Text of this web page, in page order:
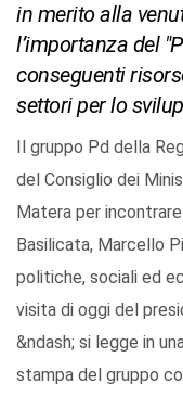
in merito alla
l’importanza del
conseguenti
settori per lo
Il gruppo Pd della
del Consiglio dei
Matera per
Basilicata, Marcello
politiche, sociali ed
visita di oggi del
&ndash; si legge in
stampa del gruppo